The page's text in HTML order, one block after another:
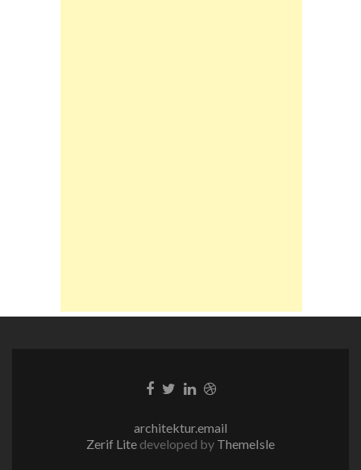
Facebook-
Twitter-
LinkedIn-
Dribble-
architektur.email
Zerif Lite developed by ThemeIsle